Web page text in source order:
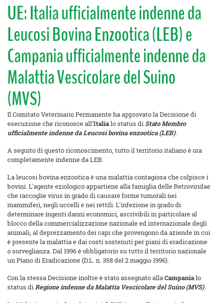
UE: Italia ufficialmente indenne da
Leucosi Bovina Enzootica (LEB) e
Campania ufficialmente indenne da
Malattia Vescicolare del Suino
(MVS)
Il Comitato Veterinario Permanente ha approvato la Decisione di
esecuzione che riconosce all’Italialo status di Stato Membro
ufficialmente indenne da Leucosi bovina enzootica (LEB).
A seguito di questo riconoscimento, tutto il territorio italiano è ora
completamente indenne da LEB.
La leucosi bovina enzootica è una malattia contagiosa che colpisce i
bovini. L'agente eziologico appartiene alla famiglia delle Retroviridae
che raccoglie virus in grado di causare forme tumorali nei
mammiferi, negli uccelli e nei rettili. L'infezione in grado di
determinare ingenti danni economici, ascrivibili in particolare al
blocco della commercializzazione nazionale ed internazionale degli
animali, al deprezzamento dei capi che provengono da aziende in cui
è presente la malattia e dai costi sostenuti per piani di eradicazione
o sorveglianza. Dal 1996 è obbligatorio su tutto il territorio nazionale
un Piano di Eradicazione (D.L. n. 358 del 2 maggio 1996).
Con la stessa Decisione inoltre è stato assegnato allaCampanialo
status diRegione indenne da Malattia Vescicolare del Suino (MVS).